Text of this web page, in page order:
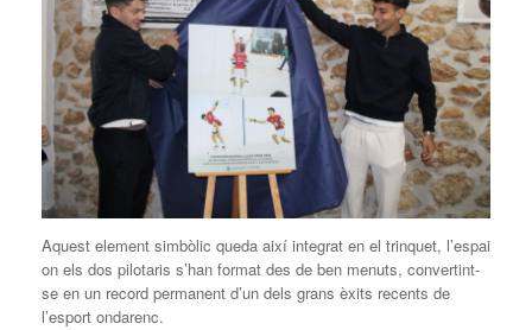
Aquest element simbòlic queda així integrat en el trinquet, l’espai
on els dos pilotaris s’han format des de ben menuts, convertint-
se en un record permanent d’un dels grans èxits recents de
l’esport ondarenc.